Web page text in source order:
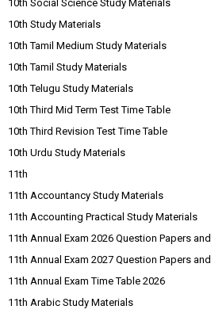
10th Social Science Study Materials
10th Study Materials
10th Tamil Medium Study Materials
10th Tamil Study Materials
10th Telugu Study Materials
10th Third Mid Term Test Time Table
10th Third Revision Test Time Table
10th Urdu Study Materials
11th
11th Accountancy Study Materials
11th Accounting Practical Study Materials
11th Annual Exam 2026 Question Papers
11th Annual Exam 2027 Question Papers
11th Annual Exam Time Table 2026
11th Arabic Study Materials